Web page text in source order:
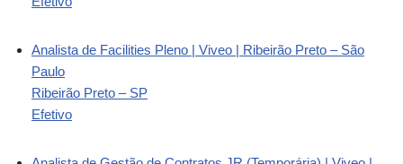
Analista de Facilities Pleno | Viveo | Ribeirão Preto – São
Paulo
Ribeirão Preto – SP
Efetivo